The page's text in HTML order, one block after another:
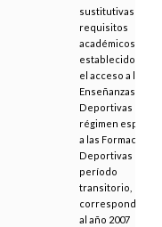
sustitutivas de
requisitos
académicos
establecidos
el acceso a las
Enseñanzas
Deportivas de
régimen especial
a las Formaciones
Deportivas en
período
transitorio,
al año 2007